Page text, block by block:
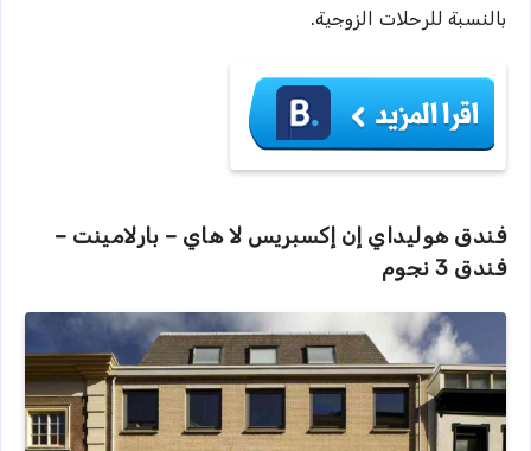
بالنسبة للرحلات الزوجية.
فندق هوليداي إن إكسبريس لا هاي – بارلامينت –
فندق 3 نجوم